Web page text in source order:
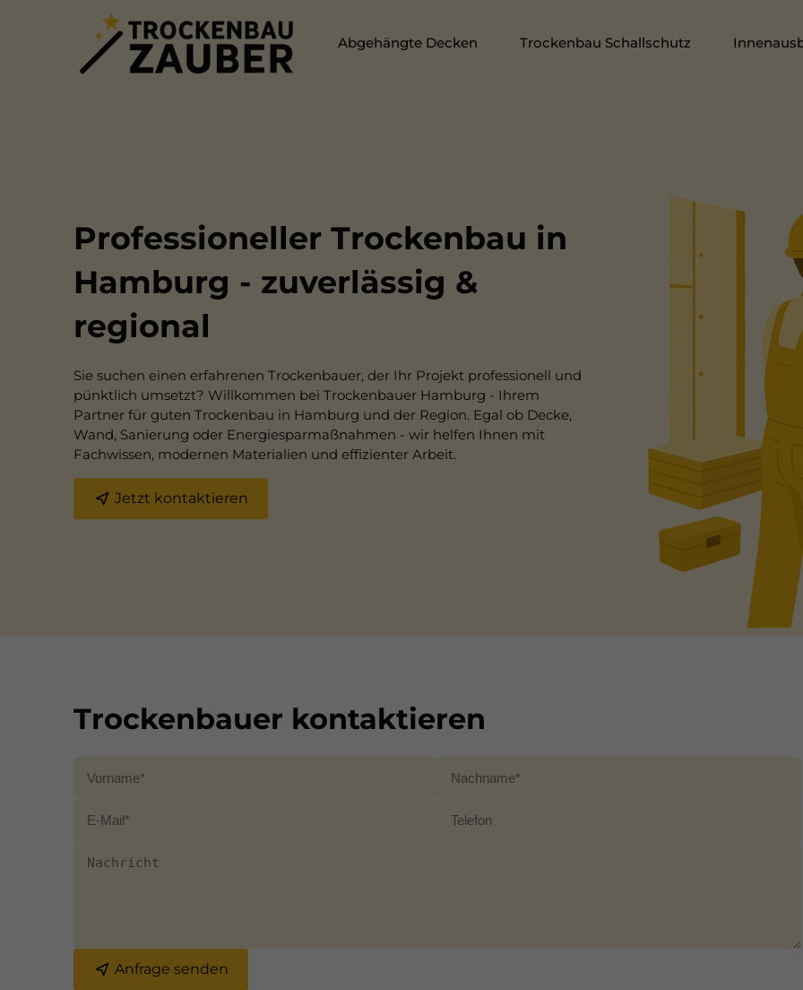
Abgehängte Decken Trockenbau Schallschutz
Professioneller Trockenbau in
Hamburg - zuverlässig &
regional
Sie suchen einen erfahrenen Trockenbauer, der Ihr Projekt professionell und
pünktlich umsetzt? Willkommen bei Trockenbauer Hamburg - Ihrem
Partner für guten Trockenbau in Hamburg und der Region. Egal ob Decke,
Wand, Sanierung oder Energiesparmaßnahmen - wir helfen Ihnen mit
Fachwissen, modernen Materialien und effizienter Arbeit.
Jetzt kontaktieren
Trockenbauer kontaktieren
Anfrage senden